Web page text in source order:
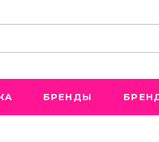
БРЕНДЫ